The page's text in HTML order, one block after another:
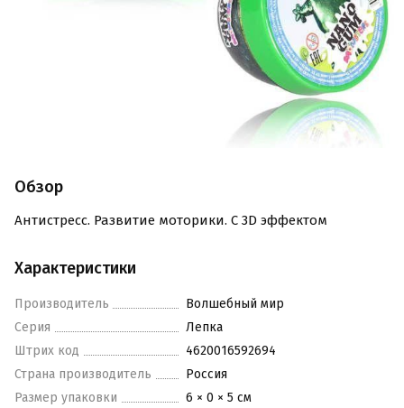
Обзор
Антистресс. Развитие моторики. С 3D эффектом
Характеристики
Производитель
Волшебный мир
Серия
Лепка
Штрих код
4620016592694
Страна производитель
Россия
Размер упаковки
6 × 0 × 5 см